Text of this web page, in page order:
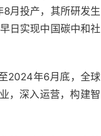
月投产，其所研发生
日实现中国碳中和社
2024年6月底，全球
，深入运营，构建智